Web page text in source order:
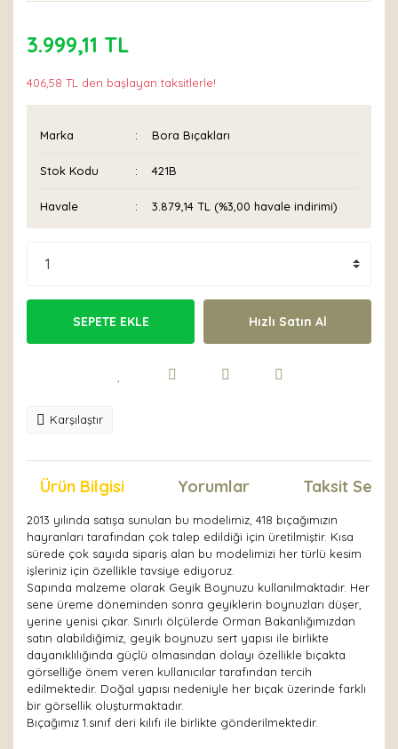
3.999,11 TL
406,58 TL den başlayan taksitlerle!
Marka Bora Bıçakları
Stok Kodu 421B
Havale 3.879,14 TL (%3,00 havale indirimi)
SEPETE EKLE Hızlı Satın Al
Karşılaştır
Ürün Bilgisi Yorumlar Taksit
2013 yılında satışa sunulan bu modelimiz, 418 bıçağımızın
hayranları tarafından çok talep edildiği için üretilmiştir. Kısa
sürede çok sayıda sipariş alan bu modelimizi her türlü kesim
işleriniz için özellikle tavsiye ediyoruz.
Sapında malzeme olarak Geyik Boynuzu kullanılmaktadır. Her
sene üreme döneminden sonra geyiklerin boynuzları düşer,
yerine yenisi çıkar. Sınırlı ölçülerde Orman Bakanlığımızdan
satın alabildiğimiz, geyik boynuzu sert yapısı ile birlikte
dayanıklılığında güçlü olmasından dolayı özellikle bıçakta
görselliğe önem veren kullanıcılar tarafından tercih
edilmektedir. Doğal yapısı nedeniyle her bıçak üzerinde farklı
bir görsellik oluşturmaktadır.
Bıçağımız 1.sınıf deri kılıfı ile birlikte gönderilmektedir.